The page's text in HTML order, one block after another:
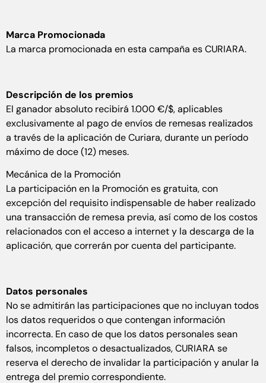
Marca Promocionada
La marca promocionada en esta campaña es CURIARA.
Descripción de los premios
El ganador absoluto recibirá 1.000 €/$, aplicables
exclusivamente al pago de envíos de remesas realizados
a través de la aplicación de Curiara, durante un período
máximo de doce (12) meses.
Mecánica de la Promoción
La participación en la Promoción es gratuita, con
excepción del requisito indispensable de haber realizado
una transacción de remesa previa, así como de los costos
relacionados con el acceso a internet y la descarga de la
aplicación, que correrán por cuenta del participante.
Datos personales
No se admitirán las participaciones que no incluyan todos
los datos requeridos o que contengan información
incorrecta. En caso de que los datos personales sean
falsos, incompletos o desactualizados, CURIARA se
reserva el derecho de invalidar la participación y anular la
entrega del premio correspondiente.